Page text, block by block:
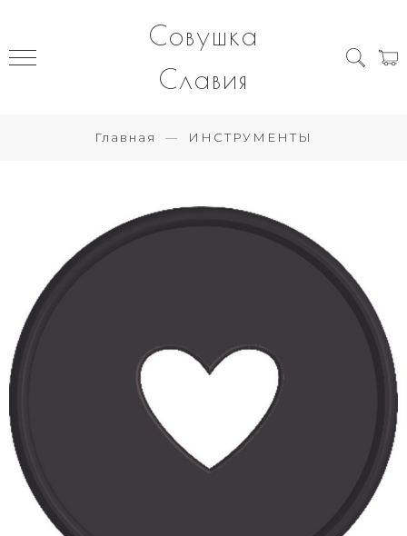
Совушка
Славия
Главная ИНСТРУМЕНТЫ